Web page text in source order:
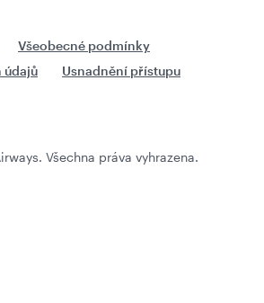
Všeobecné podmínky
údajů
Usnadnění přístupu
Všechna práva vyhrazena.